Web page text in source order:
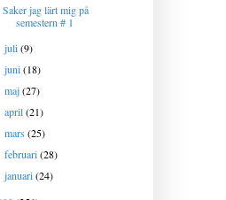
Saker jag lärt mig på
semestern # 1
juli(9)
juni(18)
maj(27)
april(21)
mars(25)
februari(28)
januari(24)